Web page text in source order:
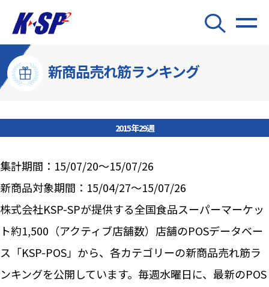
新商品売れ筋ランキング
2015年29週
集計期間：15/07/20～15/07/26
新商品対象期間：15/04/27～15/07/26
株式会社KSP-SPが提供する全国食品スーパーマーケッ
ト約1,500（アクティブ店舗数）店舗のPOSデータベー
ス「KSP-POS」から、各カテゴリーの新商品売れ筋ラ
ンキングを公開しています。毎週水曜日に、最新のPOS